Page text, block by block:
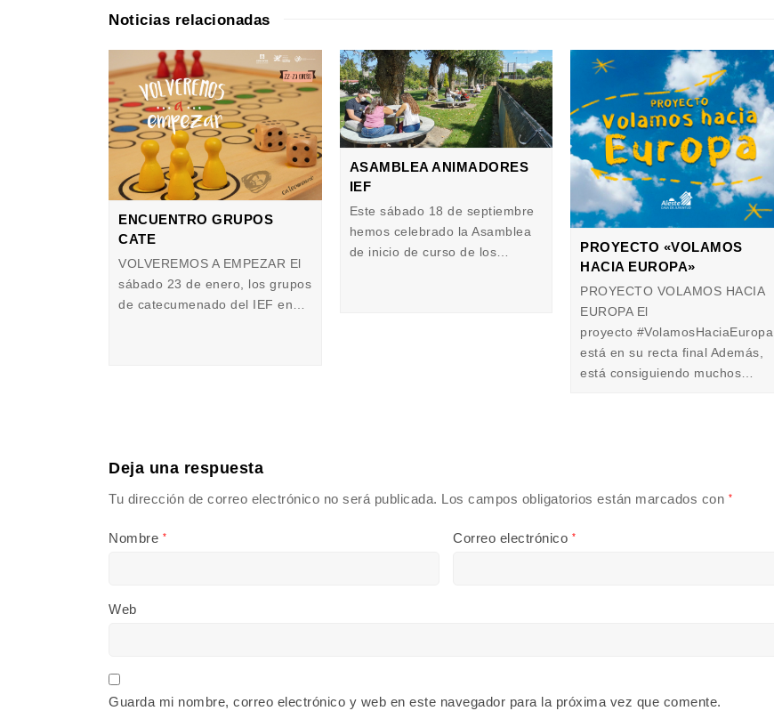
Noticias relacionadas
ENCUENTRO GRUPOS
CATE
VOLVEREMOS A EMPEZAR El
sábado 23 de enero, los grupos
de catecumenado del IEF en…
ASAMBLEA ANIMADORES
IEF
Este sábado 18 de septiembre
hemos celebrado la Asamblea
de inicio de curso de los…
PROYECTO «VOLAMOS
HACIA EUROPA»
PROYECTO VOLAMOS HACIA
EUROPA El
proyecto #VolamosHaciaEuropa
está en su recta final Además,
está consiguiendo muchos…
Deja una respuesta
Tu dirección de correo electrónico no será publicada. Los campos obligatorios están marcados con *
Nombre * Correo electrónico *
Web
Guarda mi nombre, correo electrónico y web en este navegador para la próxima vez que comente.